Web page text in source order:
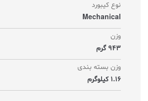
نوع کیبورد
Mechanical
وزن
943 گرم
وزن بسته بندی
1.16 کیلوگرم